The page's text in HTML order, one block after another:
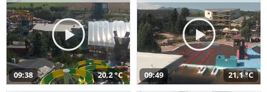
09:38 20,2 °C 09:49 21,1 °C